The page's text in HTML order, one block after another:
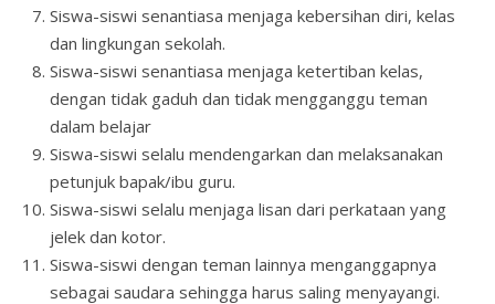
Siswa-siswi senantiasa menjaga kebersihan diri, kelas
dan lingkungan sekolah.
Siswa-siswi senantiasa menjaga ketertiban kelas,
dengan tidak gaduh dan tidak mengganggu teman
dalam belajar
Siswa-siswi selalu mendengarkan dan melaksanakan
petunjuk bapak/ibu guru.
Siswa-siswi selalu menjaga lisan dari perkataan yang
jelek dan kotor.
Siswa-siswi dengan teman lainnya menganggapnya
sebagai saudara sehingga harus saling menyayangi.